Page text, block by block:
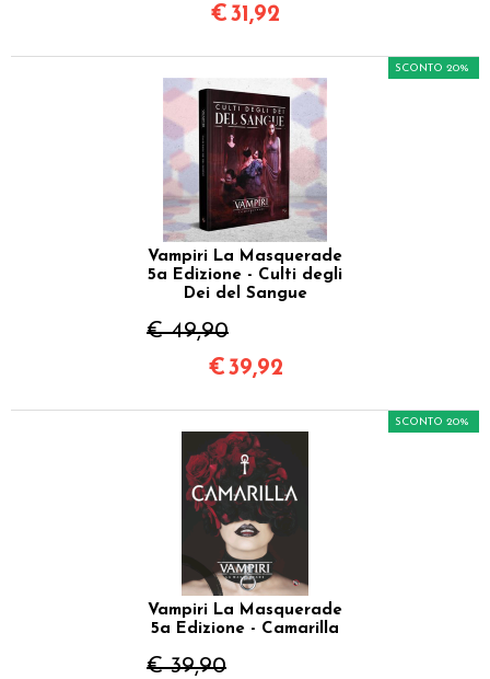
€31,92
Vampiri La Masquerade
5a Edizione - Culti degli
Dei del Sangue
€ 49,90
SCONTO 20%
€39,92
Vampiri La Masquerade
5a Edizione - Camarilla
€ 39,90
SCONTO 20%